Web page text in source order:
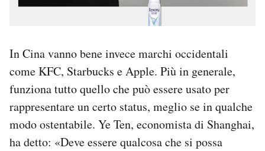
In Cina vanno bene invece marchi occidentali
come KFC, Starbucks e Apple. Più in generale,
funziona tutto quello che può essere usato per
rappresentare un certo status, meglio se in qualche
modo ostentabile. Ye Ten, economista di Shanghai,
ha detto: «Deve essere qualcosa che si possa